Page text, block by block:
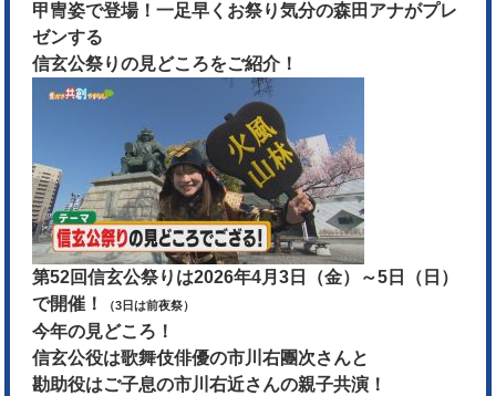
甲冑姿で登場！一足早くお祭り気分の森田アナがプレ
ゼンする
信玄公祭りの見どころをご紹介！
第52回信玄公祭りは2026年4月3日（金）～5日（日）
で開催！
（3日は前夜祭）
今年の見どころ！
信玄公役は歌舞伎俳優の市川右團次さんと
勘助役はご子息の市川右近さんの親子共演！